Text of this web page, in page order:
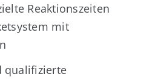
Reaktionszeiten
mit
qualifizierte